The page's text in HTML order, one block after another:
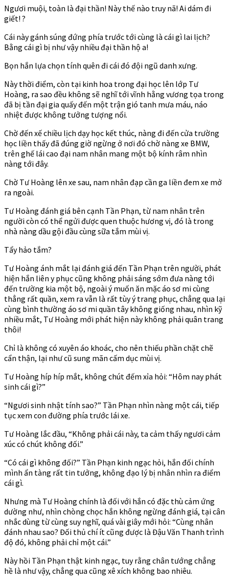
Ngươi muội, toàn là đại thần! Này thế nào truy nã! Ai dám đi
giết! ?
Cái này gánh súng đứng phía trước tới cùng là cái gì lai lịch?
Bằng cái gì bị như vậy nhiều đại thần hộ a!
Bọn hắn lựa chọn tính quên đi cái đó đội ngũ danh xưng.
Này thời điểm, còn tại kinh hoa trong đại học lên lớp Tư
Hoàng, ra sao đều không sẽ nghĩ tới vĩnh hằng vương tọa trong
đã bị tần đại gia quấy đến một trận gió tanh mưa máu, náo
nhiệt được không tưởng tượng nổi.
Chờ đến xế chiều lịch dạy học kết thúc, nàng đi đến cửa trường
học liền thấy đã đúng giờ ngừng ở nơi đó chờ nàng xe BMW,
trên ghế lái cao đại nam nhân mang một bộ kính râm nhìn
nàng tới đây.
Chờ Tư Hoàng lên xe sau, nam nhân đạp cần ga liền đem xe mở
ra ngoài.
Tư Hoàng đánh giá bên cạnh Tần Phạn, từ nam nhân trên
người còn có thể ngửi được quen thuộc hương vị, đó là trong
nhà nàng dầu gội đầu cùng sữa tắm mùi vị.
Tẩy hảo tắm?
Tư Hoàng ánh mắt lại đánh giá đến Tần Phạn trên người, phát
hiện hắn liên y phục cũng không phải sáng sớm đưa nàng tới
đến trường kia một bộ, ngoài ý muốn ăn mặc áo sơ mi cùng
thẳng rất quần, xem ra vẫn là rất tùy ý trang phục, chẳng qua lại
cùng bình thường áo sơ mi quần tây không giống nhau, nhìn kỹ
nhiều mắt, Tư Hoàng mới phát hiện này không phải quân trang
thôi!
Chỉ là không có xuyên áo khoác, cho nên thiếu phần chặt chẽ
cẩn thận, lại như cũ sung mãn cấm dục mùi vị.
Tư Hoàng híp híp mắt, không chút đếm xỉa hỏi: “Hôm nay phát
sinh cái gì?”
“Ngươi sinh nhật tính sao?” Tần Phạn nhìn nàng một cái, tiếp
tục xem con đường phía trước lái xe.
Tư Hoàng lắc đầu, “Không phải cái này, ta cảm thấy ngươi cảm
xúc có chút không đối.”
“Có cái gì không đối?” Tần Phạn kinh ngạc hỏi, hắn đối chính
mình ẩn tàng rất tin tưởng, không đạo lý bị nhân nhìn ra điểm
cái gì.
Nhưng mà Tư Hoàng chính là đối với hắn có đặc thù cảm ứng
dường như, nhìn chòng chọc hắn không ngừng đánh giá, tại cân
nhắc dùng từ cùng suy nghĩ, quá vài giây mới hỏi: “Cùng nhân
đánh nhau sao? Đối thủ chí ít cũng được là Đậu Văn Thanh trình
độ đó, không phải chỉ một cái.”
Này hồi Tần Phạn thật kinh ngạc, tuy rằng chân tướng chẳng
hề là như vậy, chẳng qua cũng xê xích không bao nhiêu.